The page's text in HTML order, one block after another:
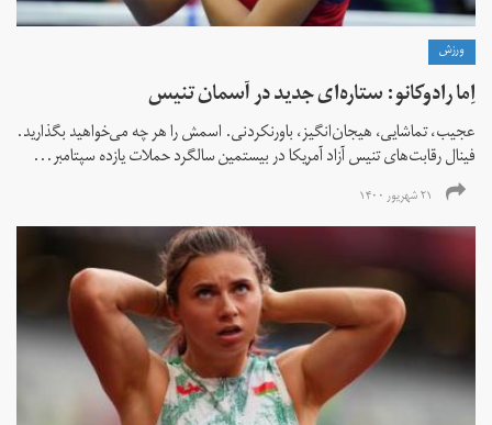
ورزش
اِما رادوکانو: ستاره‌ای جدید در آسمان تنیس
عجیب، تماشایی، هیجان‌انگیز، باورنکردنی. اسمش را هر چه می‌خواهید بگذارید.
فینال رقابت‌های تنیس آزاد آمریکا در بیستمین سالگرد حملات یازده سپتامبر...
۲۱ شهریور ۱۴۰۰